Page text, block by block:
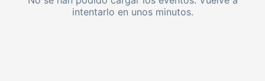
intentarlo en unos minutos.